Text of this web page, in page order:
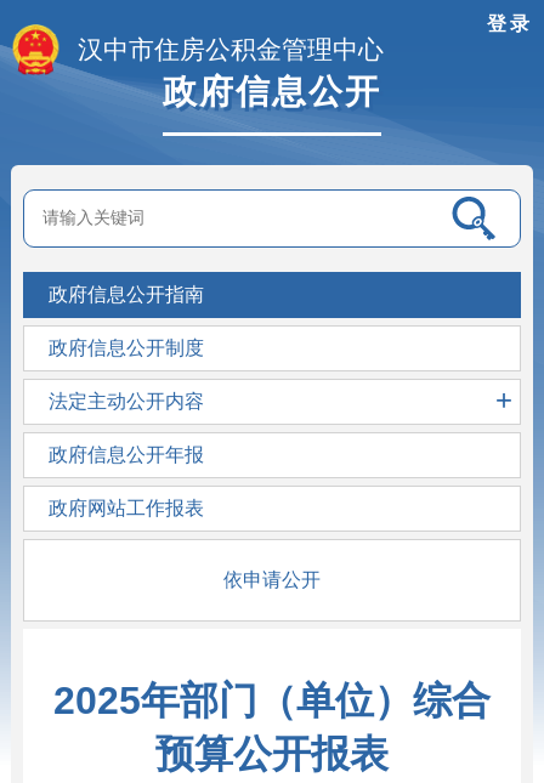
登录
汉中市住房公积金管理中心
政府信息公开
政府信息公开指南
政府信息公开制度
法定主动公开内容 +
政府信息公开年报
政府网站工作报表
依申请公开
2025年部门（单位）综合
预算公开报表